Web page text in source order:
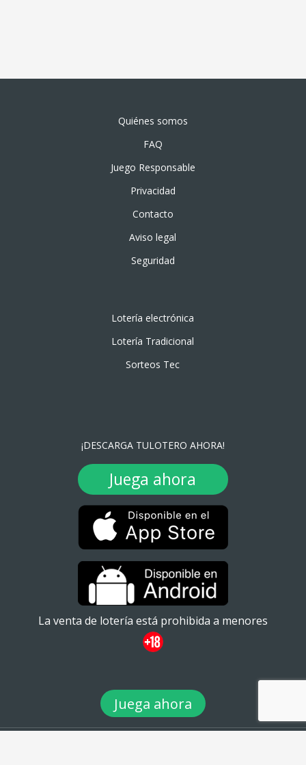
Quiénes somos
FAQ
Juego Responsable
Privacidad
Contacto
Aviso legal
Seguridad
Lotería electrónica
Lotería Tradicional
Sorteos Tec
¡DESCARGA TULOTERO AHORA!
Juega ahora
La venta de lotería está prohibida a menores
Juega ahora